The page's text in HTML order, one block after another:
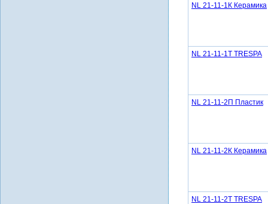
NL 21-11-1К Керамика
NL 21-11-1Т TRESPA
NL 21-11-2П Пластик
NL 21-11-2К Керамика
NL 21-11-2Т TRESPA